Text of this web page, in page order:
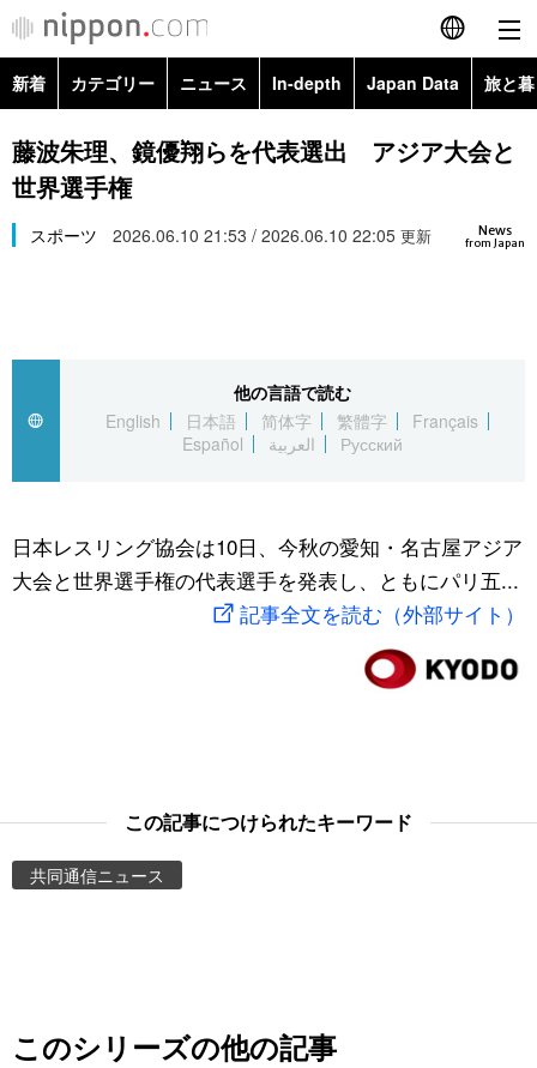
English
简体字
Русский
カテゴリー
経済・ビジネス
国際
文化
トップ
アーカイブ
In-depth
Japan Data
動画/Live
お知らせ
新着 カテゴリー ニュース In-depth Japan Data 旅と
政治・外交
経済・ビジネス
スポーツ・東京2020
Topics
藤波朱理、鏡優翔らを代表選出 アジア大会と
世界選手権
News
from Japan
スポーツ 2026.06.10 21:53 / 2026.06.10 22:05 更新
他の言語で読む
English
日本語 简体字 繁體字
Français
Español
العربية Русский
日本レスリング協会は10日、今秋の愛知・名古屋アジア
大会と世界選手権の代表選手を発表し、ともにパリ五...
記事全文を読む（外部サイト）
この記事につけられたキーワード
共同通信ニュース
このシリーズの他の記事